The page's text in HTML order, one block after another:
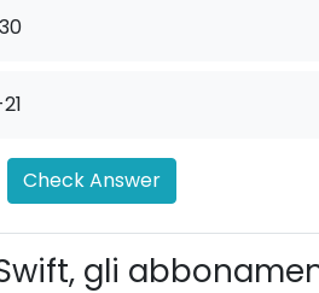
Check Answer
gli